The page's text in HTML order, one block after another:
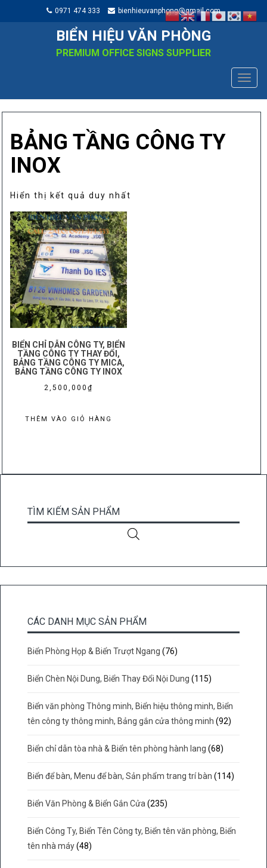
0971 474 333 bienhieuvanphong@gmail.com
BIỂN HIỆU VĂN PHÒNG
PREMIUM OFFICE SIGNS SUPPLIER
BẢNG TẦNG CÔNG TY
INOX
Hiển thị kết quả duy nhất
BIỂN CHỈ DẪN CÔNG TY, BIỂN
TẦNG CÔNG TY THAY ĐỔI,
BẢNG TẦNG CÔNG TY MICA,
BẢNG TẦNG CÔNG TY INOX
2,500,000 ₫
THÊM VÀO GIỎ HÀNG
TÌM KIẾM SẢN PHẨM
CÁC DANH MỤC SẢN PHẨM
Biển Phòng Họp & Biển Trượt Ngang (76)
Biển Chèn Nội Dung, Biển Thay Đổi Nội Dung (115)
Biển văn phòng Thông minh, Biển hiệu thông minh, Biển
tên công ty thông minh, Bảng gắn cửa thông minh (92)
Biển chỉ dẫn tòa nhà & Biển tên phòng hành lang (68)
Biển để bàn, Menu để bàn, Sản phẩm trang trí bàn (114)
Biển Văn Phòng & Biển Gắn Cửa (235)
Biển Công Ty, Biển Tên Công ty, Biển tên văn phòng, Biển
tên nhà máy (48)